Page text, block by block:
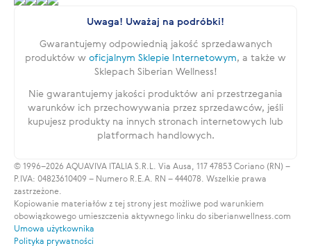
Uwaga! Uważaj na podróbki!
Gwarantujemy odpowiednią jakość sprzedawanych
produktów w oficjalnym Sklepie Internetowym, a także w
Sklepach Siberian Wellness!
Nie gwarantujemy jakości produktów ani przestrzegania
warunków ich przechowywania przez sprzedawców, jeśli
kupujesz produkty na innych stronach internetowych lub
platformach handlowych.
© 1996–2026 AQUAVIVA ITALIA S.R.L. Via Ausa, 117 47853 Coriano (RN) –
P.IVA: 04823610409 – Numero R.E.A. RN – 444078. Wszelkie prawa
zastrzeżone.
Kopiowanie materiałów z tej strony jest możliwe pod warunkiem
obowiązkowego umieszczenia aktywnego linku do siberianwellness.com
Umowa użytkownika
Polityka prywatności